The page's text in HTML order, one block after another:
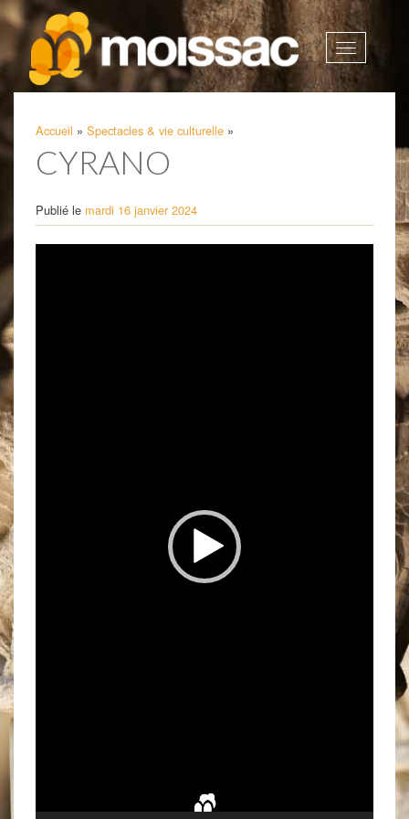
Afficher
la
Accueil » Spectacles & vie culturelle »
CYRANO
Publié le mardi 16 janvier 2024